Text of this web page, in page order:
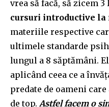
vrea să facă, să zicem
cursuri introductive
materiile respective
ultimele standarde
lungul a 8 săptămâni.
aplicând ceea ce a
predate de oameni
de top. Astfel facem o